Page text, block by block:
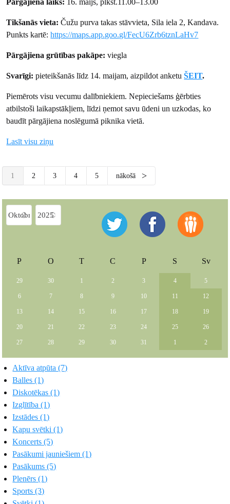
Tikšanās vieta: Čužu purva takas stāvvieta, Sila iela 2, Kandava.
Punkts kartē:https://maps.app.goo.gl/FecU6Zrb6tznLaHv7
Pārgājiena grūtības pakāpe:viegla
Svarīgi: pieteikšanās līdz 14. maijam, aizpildot anketuŠEIT.
Piemērots visu vecumu dalībniekiem. Nepieciešams ģērbties
atbilstoši laikapstākļiem, līdzi ņemot savu ūdeni un uzkodas, ko
baudīt pārgājiena noslēgumā piknika vietā.
Lasīt visu ziņu
1 2 3 4 5 nākošā
P O T C P S Sv
29 30 1 2 3 4 5
6 7 8 9 10 11 12
13 14 15 16 17 18 19
20 21 22 23 24 25 26
27 28 29 30 31 1 2
Aktīva atpūta (7)
Balles (1)
Diskotēkas (1)
Izglītība (1)
Izstādes (1)
Kapu svētki (1)
Koncerts (5)
Pasākumi jauniešiem (1)
Pasākums (5)
Plenērs (1)
Sports (3)